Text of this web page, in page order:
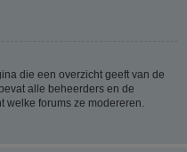
die een overzicht geeft van de
alle beheerders en de
welke forums ze modereren.